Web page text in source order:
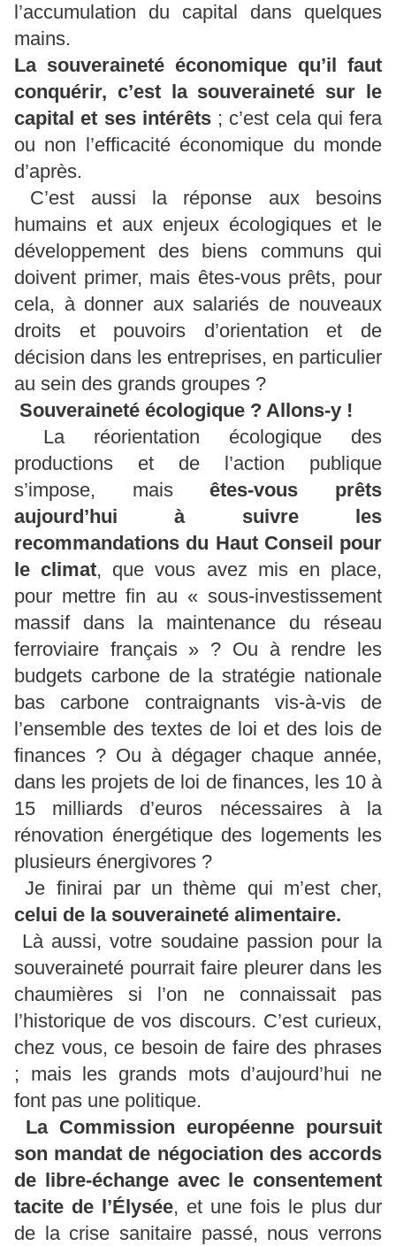
l’accumulation du capital dans quelques
mains.
La souveraineté économique qu’il faut
conquérir, c’est la souveraineté sur le
capital et ses intérêts; c’est cela qui fera
ou non l’efficacité économique du monde
d’après.
C’est aussi la réponse aux besoins
humains et aux enjeux écologiques et le
développement des biens communs qui
doivent primer, mais êtes-vous prêts, pour
cela, à donner aux salariés de nouveaux
droits et pouvoirs d’orientation et de
décision dans les entreprises, en particulier
au sein des grands groupes ?
Souveraineté écologique ? Allons-y !
La réorientation écologique des
productions et de l’action publique
s’impose, mais êtes-vous prêts
aujourd’hui à suivre les
recommandations du Haut Conseil pour
le climat, que vous avez mis en place,
pour mettre fin au « sous-investissement
massif dans la maintenance du réseau
ferroviaire français » ? Ou à rendre les
budgets carbone de la stratégie nationale
bas carbone contraignants vis-à-vis de
l’ensemble des textes de loi et des lois de
finances ? Ou à dégager chaque année,
dans les projets de loi de finances, les 10 à
15 milliards d’euros nécessaires à la
rénovation énergétique des logements les
plusieurs énergivores ?
Je finirai par un thème qui m’est cher,
celui de la souveraineté alimentaire.
Là aussi, votre soudaine passion pour la
souveraineté pourrait faire pleurer dans les
chaumières si l’on ne connaissait pas
l’historique de vos discours. C’est curieux,
chez vous, ce besoin de faire des phrases
; mais les grands mots d’aujourd’hui ne
font pas une politique.
La Commission européenne poursuit
son mandat de négociation des accords
de libre-échange avec le consentement
tacite de l’Élysée, et une fois le plus dur
de la crise sanitaire passé, nous verrons